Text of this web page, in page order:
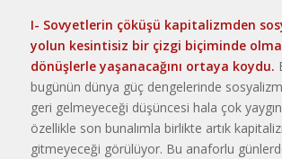
I- Sovyetlerin çöküşü kapitalizmden
yolun kesintisiz bir çizgi biçiminde
dönüşlerle yaşanacağını ortaya koydu.
bugünün dünya güç dengelerinde
geri gelmeyeceği düşüncesi hala çok
özellikle son bunalımla birlikte artık
gitmeyeceği görülüyor. Bu anaforlu